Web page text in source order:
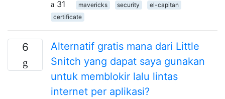
31
mavericks security
el-capitan
certificate
6
Alternatif gratis mana dari Little
Snitch yang dapat saya gunakan
untuk memblokir lalu lintas
internet per aplikasi?